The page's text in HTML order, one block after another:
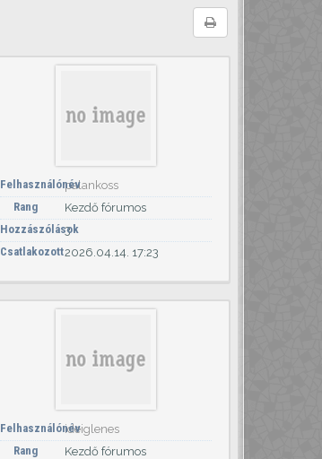
Felhasználónévpalankoss
Rang
Kezdő fórumos
Hozzászólások
3
Csatlakozott2026.04.14. 17:23
Felhasználónévideiglenes
Rang
Kezdő fórumos